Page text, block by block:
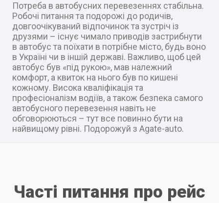
Потреба в автобусних перевезеннях стабільна.
Робочі питання та подорожі до родичів,
довгоочікуваний відпочинок та зустріч із
друзями – існує чимало приводів застрибнути
в автобус та поїхати в потрібне місто, будь воно
в Україні чи в іншій державі. Важливо, щоб цей
автобус був «під рукою», мав належний
комфорт, а квиток на нього був по кишені
кожному. Висока кваліфікація та
професіоналізм водіїв, а також безпека самого
автобусного перевезення навіть не
обговорюються – тут все повинно бути на
найвищому рівні. Подорожуй з Agate-auto.
Часті питання про рейс